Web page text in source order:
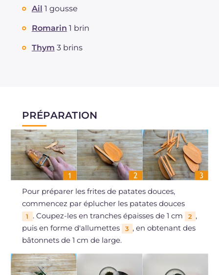
Ail 1 gousse
Romarin 1 brin
Thym 3 brins
PRÉPARATION
Pour préparer les frites de patates douces,
commencez par éplucher les patates douces
1 . Coupez-les en tranches épaisses de 1 cm 2 ,
puis en forme d'allumettes
3 , en obtenant des
bâtonnets de 1 cm de large.